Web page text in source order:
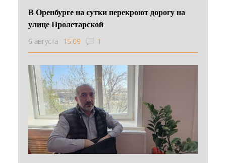
В Оренбурге на сутки перекроют дорогу на
улице Пролетарской
6 августа 15:09 1